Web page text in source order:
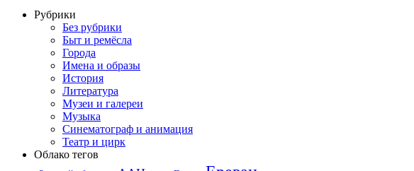
Рубрики
Без рубрики
Быт и ремёсла
Города
Имена и образы
История
Литература
Музеи и галереи
Музыка
Синематограф и анимация
Театр и цирк
Облако тегов